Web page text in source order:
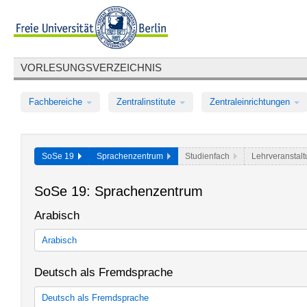
VORLESUNGSVERZEICHNIS
Fachbereiche Zentralinstitute Zentraleinrichtungen
SoSe 19 Sprachenzentrum Studienfach
SoSe 19: Sprachenzentrum
Arabisch
Arabisch
Semitistik des BA-Studiengangs "Geschichte und Kultur des
Arabisch im Rahmen der Allgemeinen Berufsvorbereitung in
Tandem - Lernen in Sprachpartnerschaften
Deutsch als Fremdsprache
Deutsch als Fremdsprache